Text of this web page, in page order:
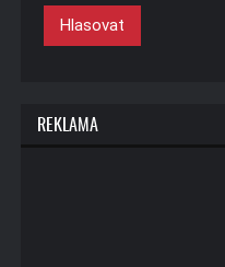
Hlasovat
REKLAMA